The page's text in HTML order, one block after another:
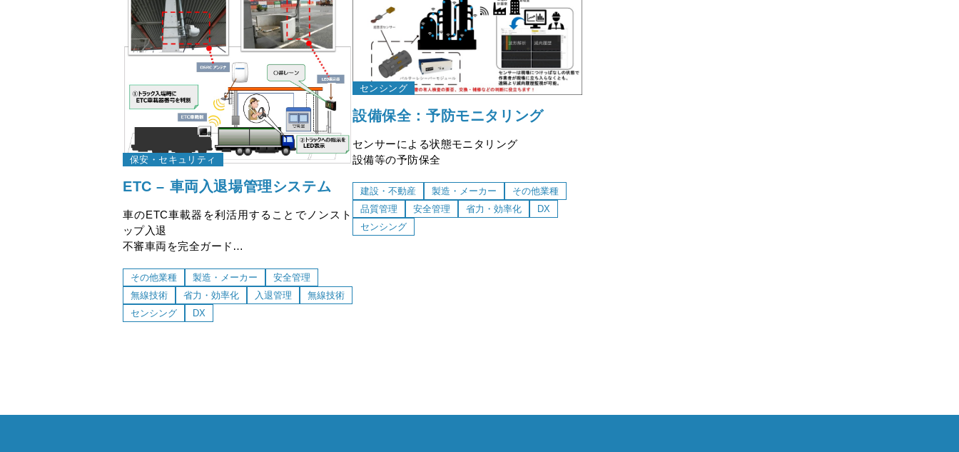
保安・セキュリティ
ETC – 車両入退場管理システム
車のETC車載器を利活用することでノンスト
ップ入退
不審車両を完全ガード
能その他業種 製造・メーカー
安全管理
無線技術
省力・効率化 入退管理
無線技術
センシング
DX
センシング
設備保全：予防モニタリング
センサーによる状態モニタリング
設備等の予防保全
建設・不動産 製造・メーカー
その他業種
品質管理
安全管理 省力・効率化
DX
センシング